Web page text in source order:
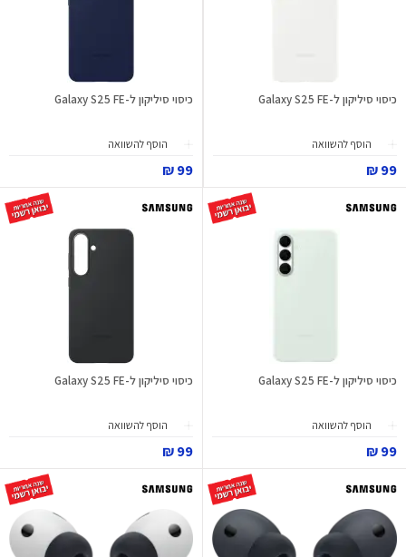
כיסוי סיליקון ל-Galaxy S25 FE
הוסף להשוואה
99 ₪
כיסוי סיליקון ל-Galaxy S25 FE
הוסף להשוואה
99 ₪
כיסוי סיליקון ל-Galaxy S25 FE
הוסף להשוואה
99 ₪
כיסוי סיליקון ל-Galaxy S25 FE
הוסף להשוואה
99 ₪